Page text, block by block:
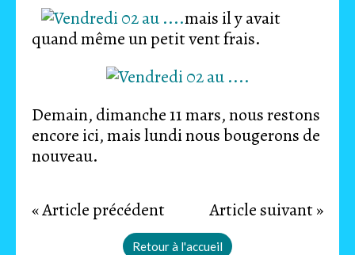
mais il y avait
quand même un petit vent frais.
Demain, dimanche 11 mars, nous restons
encore ici, mais lundi nous bougerons de
nouveau.
« Article précédent Article suivant »
Retour à l'accueil